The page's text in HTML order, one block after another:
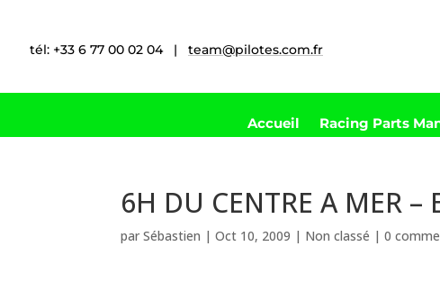
tél: +33 6 77 00 02 04 | team@pilotes.com.fr
Accueil Racing Parts
6H DU CENTRE A MER –
parSébastien |Oct 10, 2009 | Non classé |0